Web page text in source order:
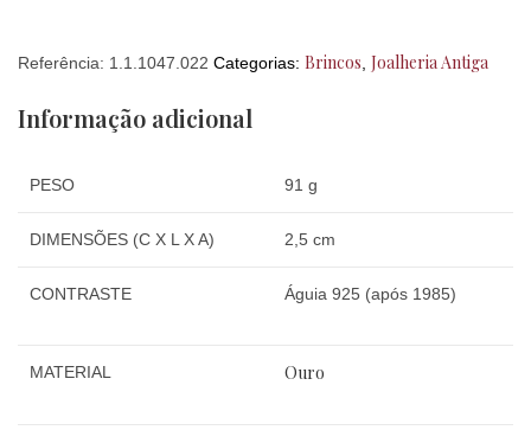
Referência: 1.1.1047.022 Categorias: Brincos Joalheria Antiga
Informação adicional
PESO 91 g
DIMENSÕES (C X L X A) 2,5 cm
CONTRASTE Águia 925 (após 1985)
MATERIAL Ouro